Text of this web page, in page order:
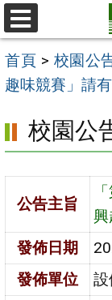
跳
至
主
要
區
選
單
首頁 > 校園公
趣味競賽」請
校園公
公告主旨
發佈日期
發佈單位
設